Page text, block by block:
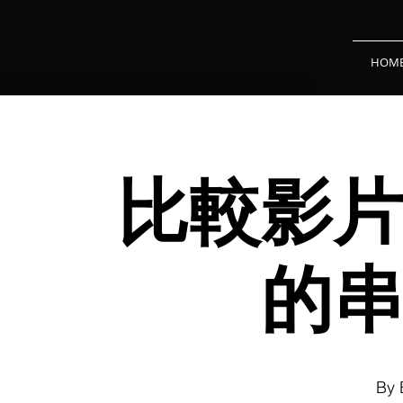
比較影
的
By